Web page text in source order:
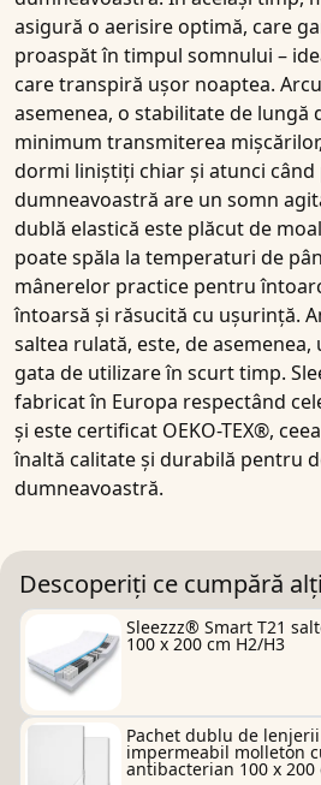
asigură o aerisireoptimă, care
proaspăt în timpul somnului –
care transpiră ușor noaptea.
asemenea, o stabilitate de lungă
minimum transmiterea
dormi liniștiți chiar și atunci
dumneavoastră are un somn
dublă elastică este plăcut de
poate spăla la temperaturi de
mânerelor practice pentru
întoarsă și răsucită cu ușurință.
saltea rulată, este, de
gata de utilizare în scurt timp.
fabricat în Europa respectând
și estecertificat OEKO-TEX®,
înaltă calitate și durabilă pentru
dumneavoastră.
Descoperiți ce cumpără
Sleezzz® Smart T21
100 x 200 cm H2/H3
Pachet dublu de
impermeabil molleton
antibacterian 100 x 200